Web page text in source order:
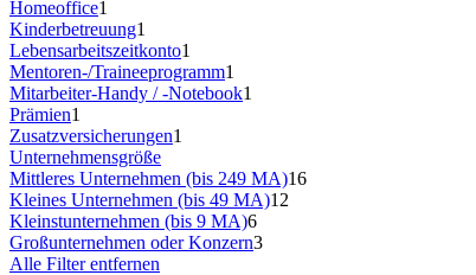
Homeoffice1
Kinderbetreuung1
Lebensarbeitszeitkonto1
Mentoren-/Traineeprogramm1
Mitarbeiter-Handy / -Notebook1
Prämien1
Zusatzversicherungen1
Unternehmensgröße
Mittleres Unternehmen (bis 249 MA)16
Kleines Unternehmen (bis 49 MA)12
Kleinstunternehmen (bis 9 MA)6
Großunternehmen oder Konzern3
Alle Filter entfernen